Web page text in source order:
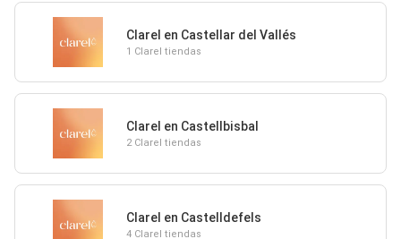
Clarel en Castellar del Vallés
1 Clarel tiendas
Clarel en Castellbisbal
2 Clarel tiendas
Clarel en Castelldefels
4 Clarel tiendas